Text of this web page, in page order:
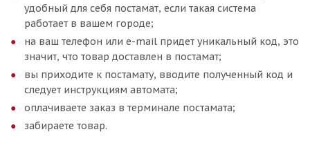
удобный для себя постамат, если такая система
работает в вашем городе;
на ваш телефон или e-mail придет уникальный код, это
значит, что товар доставлен в постамат;
вы приходите к постамату, вводите полученный код и
следует инструкциям автомата;
оплачиваете заказ в терминале постамата;
забираете товар.